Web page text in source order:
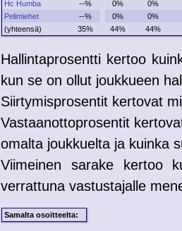
Hc Humba
--% 0%
0%
Pelimiehet
--% 0%
0%
(yhteensä)
35% 44% 44%
Hallintaprosentti kertoo
kun se on ollut joukkueen
Siirtymisprosentit kertovat
Vastaanottoprosentit
omalta joukkuelta ja kuinka
Viimeinen sarake kertoo
verrattuna vastustajalle
Samalta osoitteelta: